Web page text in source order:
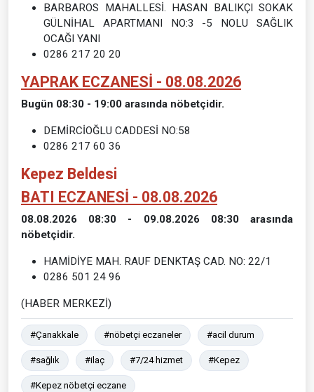
BARBAROS MAHALLESİ. HASAN BALIKÇI SOKAK
GÜLNİHAL APARTMANI NO:3 -5 NOLU SAĞLIK
OCAĞI YANI
0286 217 20 20
YAPRAK ECZANESİ - 08.08.2026
Bugün 08:30 - 19:00 arasında nöbetçidir.
DEMİRCİOĞLU CADDESİ NO:58
0286 217 60 36
Kepez Beldesi
BATI ECZANESİ - 08.08.2026
08.08.2026 08:30 - 09.08.2026 08:30 arasında
nöbetçidir.
HAMİDİYE MAH. RAUF DENKTAŞ CAD. NO: 22/1
0286 501 24 96
(HABER MERKEZİ)
#Çanakkale #nöbetçi eczaneler #acil durum
#sağlık #ilaç #7/24 hizmet #Kepez
#Kepez nöbetçi eczane